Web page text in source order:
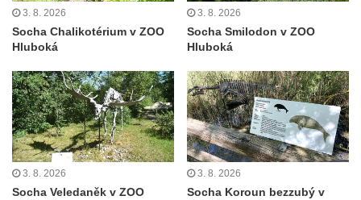
Sloup s kaplicí (boží muka) ve Lvové
Sloup Nejsvětější Trojice v Zákupech
Mimoni
Sloup se sochou Anny Samotřetí v Hrádku
nad Nisou
Sloup Panny Marie v Bělé pod Bezdězem
Sloup s kaplicí (boží muka) u Hvězdy
3. 8. 2026
Socha Chalikotérium v ZOO
Hluboká
3. 8. 2026
Socha Smilodon v ZOO
Hluboká
3. 8. 2026
Socha Veledaněk v ZOO
3. 8. 2026
Socha Koroun bezzubý v